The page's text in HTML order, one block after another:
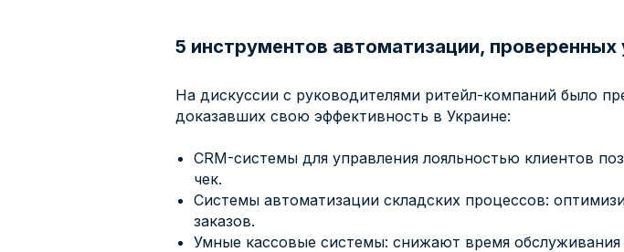
5 инструментов автоматизации,
На дискуссии с руководителями ритейл-компаний было
доказавших свою эффективность в Украине:
CRM-системы для управления лояльностью клиентов
чек.
Системы автоматизации складских процессов:
заказов.
Умные кассовые системы: снижают время